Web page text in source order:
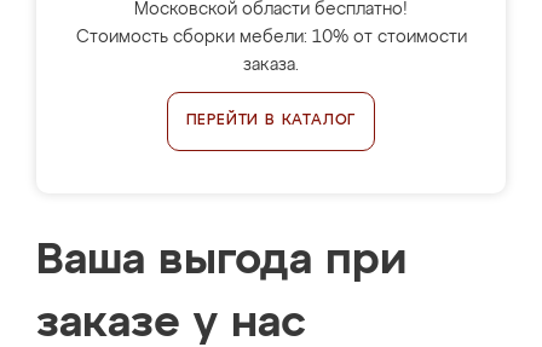
Московской области бесплатно!
Стоимость сборки мебели: 10% от стоимости
заказа.
ПЕРЕЙТИ В КАТАЛОГ
Ваша выгода при
заказе у нас